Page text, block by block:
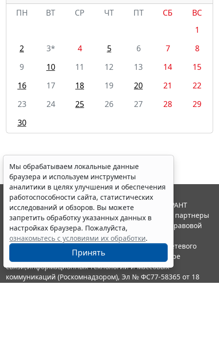
ПН
ВТ СР ЧТ ПТ СБ
ВС
1
2
3* 4 5 6 7
8
9
10 11 12 13 14
15
16
17 18 19 20 21
22
23
24 25 26 27 28
29
30
Мы обрабатываем локальные данные
браузера и используем инструменты
аналитики в целях улучшения и обеспечения
работоспособности сайта, статистических
исследований и обзоров. Вы можете
запретить обработку указанных данных в
настройках браузера. Пожалуйста,
ознакомьтесь с условиями их обработки.
Принять
© ООО "НПП "ГАРАНТ-СЕРВИС", 2026. Система ГАРАНТ
выпускается с 1990 года. Компания "Гарант" и ее партнеры
являются участниками Российской ассоциации правовой
информации ГАРАНТ.
Портал ГАРАНТ.РУ зарегистрирован в качестве сетевого
издания Федеральной службой по надзору в сфере
связи,информационных технологий и массовых
коммуникаций (Роскомнадзором), Эл № ФС77-58365 от 18